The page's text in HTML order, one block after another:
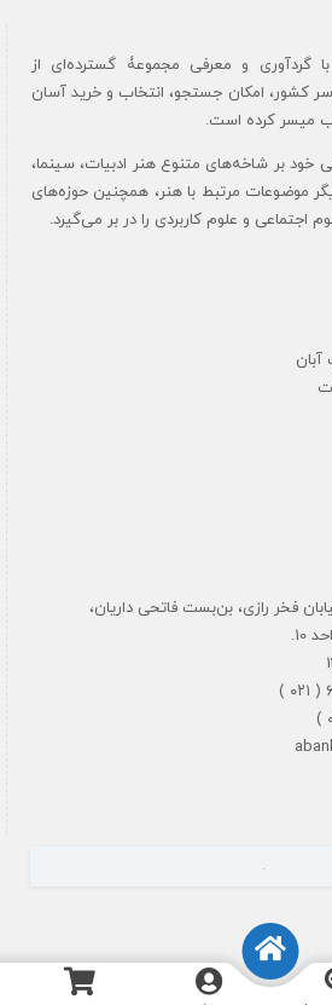
با گردآوری و معرفی مجموعۀ گسترده‌ای از
کشور، امکان جستجو، انتخاب و خرید آسان
میسر کرده است.
خود بر شاخه‌های متنوع هنر ادبیات، سینما،
موضوعات مرتبط با هنر، همچنین حوزه‌های
اجتماعی و علوم کاربردی را در بر می‌گیرد.
آبان
فخر رازی، بن‌بست فاتحی داریان،